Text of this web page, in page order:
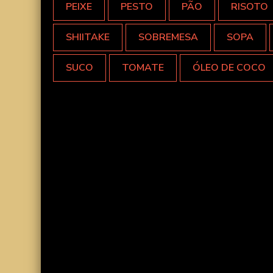
PEIXE PESTO PÃO RISOTO
SHIITAKE SOBREMESA SOPA
SUCO TOMATE ÓLEO DE COCO